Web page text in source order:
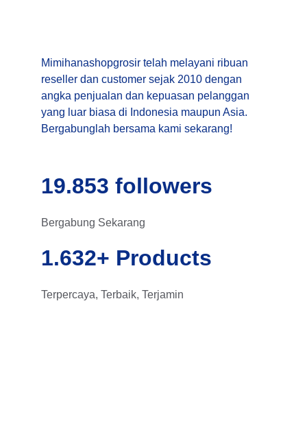
Mimihanashopgrosir telah melayani ribuan
reseller dan customer sejak 2010 dengan
angka penjualan dan kepuasan pelanggan
yang luar biasa di Indonesia maupun Asia.
Bergabunglah bersama kami sekarang!
19.853 followers
1.632+ Products
Terpercaya, Terbaik, Terjamin
Bergabung Sekarang